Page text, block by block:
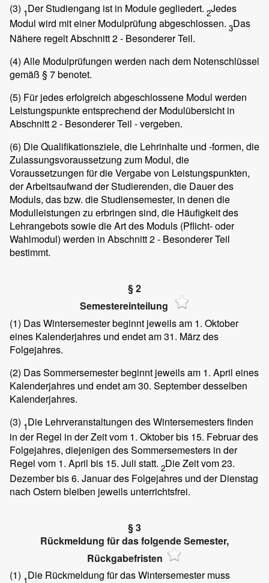
(3) 1Der Studiengang ist in Module gegliedert. 2Jedes
Modul wird mit einer Modulprüfung abgeschlossen. 3Das
Nähere regelt Abschnitt 2 - Besonderer Teil.
(4) Alle Modulprüfungen werden nach dem Notenschlüssel
gemäß § 7 benotet.
(5) Für jedes erfolgreich abgeschlossene Modul werden
Leistungspunkte entsprechend der Modulübersicht in
Abschnitt 2 - Besonderer Teil - vergeben.
(6) Die Qualifikationsziele, die Lehrinhalte und -formen, die
Zulassungsvoraussetzung zum Modul, die
Voraussetzungen für die Vergabe von Leistungspunkten,
der Arbeitsaufwand der Studierenden, die Dauer des
Moduls, das bzw. die Studiensemester, in denen die
Modulleistungen zu erbringen sind, die Häufigkeit des
Lehrangebots sowie die Art des Moduls (Pflicht- oder
Wahlmodul) werden in Abschnitt 2 - Besonderer Teil
bestimmt.
§ 2
Semestereinteilung
(1) Das Wintersemester beginnt jeweils am 1. Oktober
eines Kalenderjahres und endet am 31. März des
Folgejahres.
(2) Das Sommersemester beginnt jeweils am 1. April eines
Kalenderjahres und endet am 30. September desselben
Kalenderjahres.
(3) 1Die Lehrveranstaltungen des Wintersemesters finden
in der Regel in der Zeit vom 1. Oktober bis 15. Februar des
Folgejahres, diejenigen des Sommersemesters in der
Regel vom 1. April bis 15. Juli statt. 2Die Zeit vom 23.
Dezember bis 6. Januar des Folgejahres und der Dienstag
nach Ostern bleiben jeweils unterrichtsfrei.
§ 3
Rückmeldung für das folgende Semester,
Rückgabefristen
(1) 1Die Rückmeldung für das Wintersemester muss